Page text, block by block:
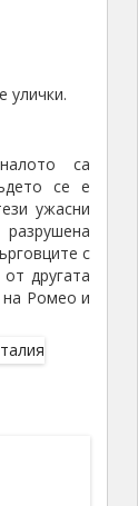
улички.
са
се е
ужасни
с
другата
на Ромео и